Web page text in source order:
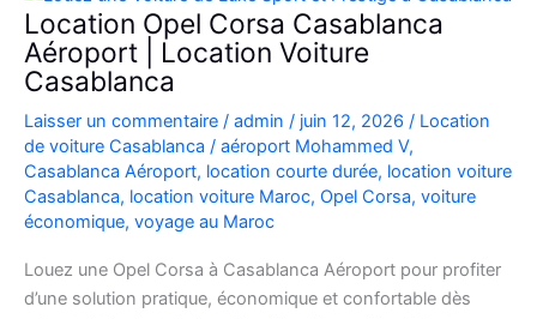
Location Opel Corsa Casablanca
Aéroport | Location Voiture
Casablanca
Laisser un commentaire / admin / juin 12, 2026 / Location
de voiture Casablanca / aéroport Mohammed V,
Casablanca Aéroport, location courte durée, location voiture
Casablanca, location voiture Maroc, Opel Corsa, voiture
économique, voyage au Maroc
Louez une Opel Corsa à Casablanca Aéroport pour profiter
d’une solution pratique, économique et confortable dès